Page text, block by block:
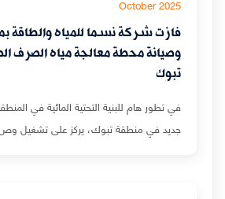
October 2025
فازت شركة نسما للمياه
وصيانة محطة معالجة مياه الصرف
تبوك
في تطور هام للبنية التحتية المائية في
جديد في منطقة تبوك، يركز على تشغيل